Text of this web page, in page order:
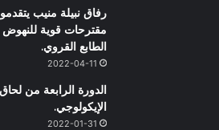
رفاق نبيلة منيب
مقترحات قوية للنهوض
الطابع القروي.
2022-04-11
الدورة الرابعة من
الإيكولوجي.
2022-01-31